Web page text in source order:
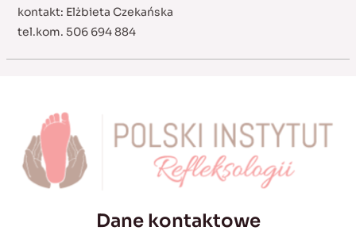
kontakt: Elżbieta Czekańska
tel.kom. 506 694 884
Dane kontaktowe